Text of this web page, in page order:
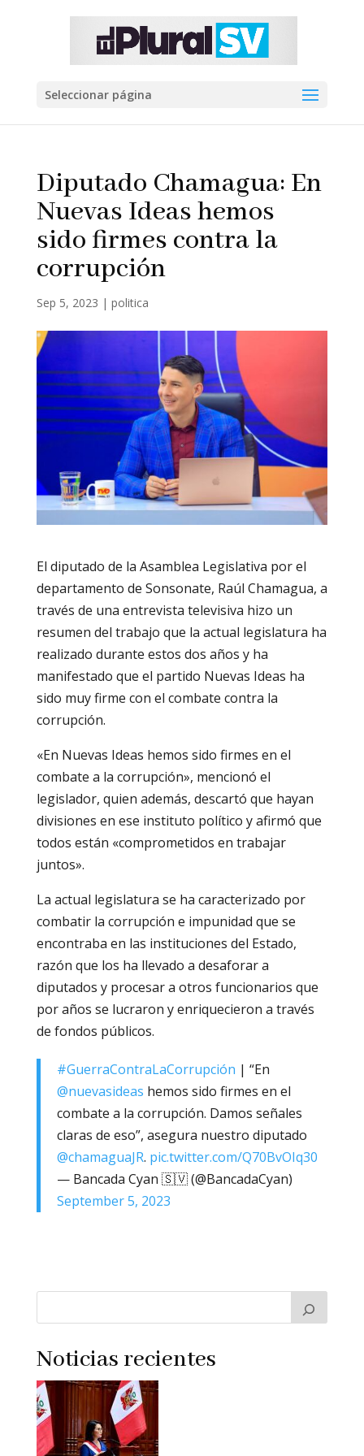
Seleccionar página
Diputado Chamagua: En
Nuevas Ideas hemos
sido firmes contra la
corrupción
Sep 5, 2023 | politica
El diputado de la Asamblea Legislativa por el
departamento de Sonsonate, Raúl Chamagua, a
través de una entrevista televisiva hizo un
resumen del trabajo que la actual legislatura ha
realizado durante estos dos años y ha
manifestado que el partido Nuevas Ideas ha
sido muy firme con el combate contra la
corrupción.
«En Nuevas Ideas hemos sido firmes en el
combate a la corrupción», mencionó el
legislador, quien además, descartó que hayan
divisiones en ese instituto político y afirmó que
todos están «comprometidos en trabajar
juntos».
La actual legislatura se ha caracterizado por
combatir la corrupción e impunidad que se
encontraba en las instituciones del Estado,
razón que los ha llevado a desaforar a
diputados y procesar a otros funcionarios que
por años se lucraron y enriquecieron a través
de fondos públicos.
#GuerraContraLaCorrupción | “En
@nuevasideas hemos sido firmes en el
combate a la corrupción. Damos señales
claras de eso”, asegura nuestro diputado
@chamaguaJR. pic.twitter.com/Q70BvOIq30
— Bancada Cyan 🇸🇻 (@BancadaCyan)
September 5, 2023
Noticias recientes